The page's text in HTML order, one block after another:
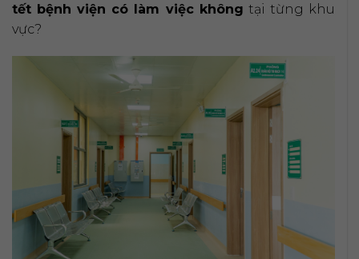
tết bệnh viện có làm việc không tại từng khu
vực?